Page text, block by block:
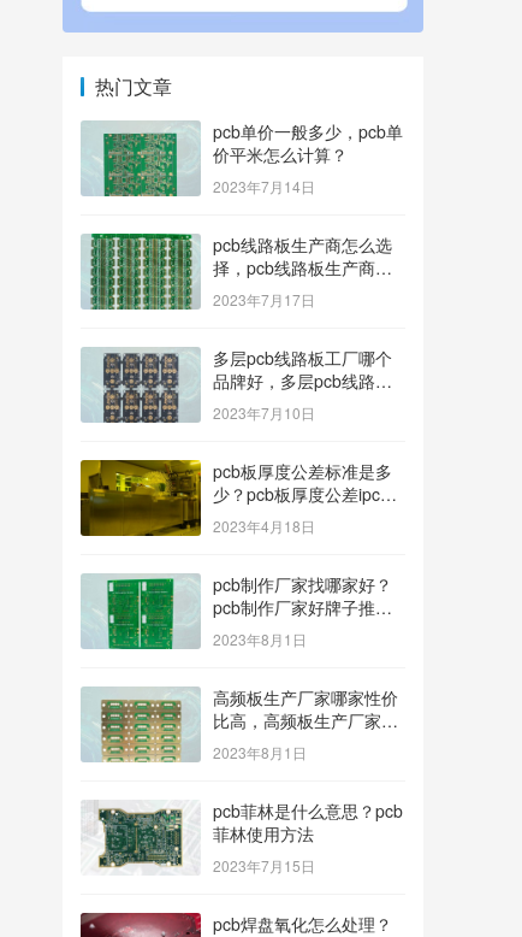
热门文章
pcb单价一般多少，pcb单
价平米怎么计算？
2023年7月14日
pcb线路板生产商怎么选
择，pcb线路板生产商找
哪家好？
2023年7月17日
多层pcb线路板工厂哪个
品牌好，多层pcb线路板
厂家哪家产品好？
2023年7月10日
pcb板厚度公差标准是多
少？pcb板厚度公差ipc标
准
2023年4月18日
pcb制作厂家找哪家好？
pcb制作厂家好牌子推
荐！
2023年8月1日
高频板生产厂家哪家性价
比高，高频板生产厂家哪
个公司的好？
2023年8月1日
pcb菲林是什么意思？pcb
菲林使用方法
2023年7月15日
pcb焊盘氧化怎么处理？